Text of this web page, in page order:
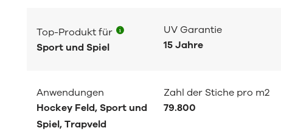
Top-Produkt für
Sport und Spiel
UV Garantie
15 Jahre
Anwendungen
Hockey Feld, Sport und
Spiel, Trapveld
Zahl der Stiche pro m2
79.800